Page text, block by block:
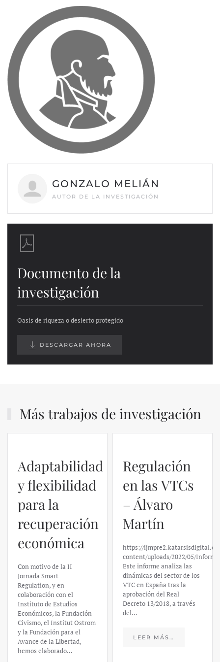
GONZALO MELIÁN
AUTOR DE LA INVESTIGACIÓN
Documento de la
investigación
Oasis de riqueza o desierto protegido
DESCARGAR AHORA
Más trabajos de investigación
Adaptabilidad
y flexibilidad
para la
recuperación
económica
Con motivo de la II
Jornada Smart
Regulation, y en
colaboración con el
Instituto de Estudios
Económicos, la Fundación
Civismo, el Institut Ostrom
y la Fundación para el
Avance de la Libertad,
hemos elaborado…
Regulación
en las VTCs
– Álvaro
Martín
https://
content/uploads/2022/05/
Este informe analiza las
dinámicas del sector de los
VTC en España tras la
aprobación del Real
Decreto 13/2018, a través
del…
LEER MÁS…